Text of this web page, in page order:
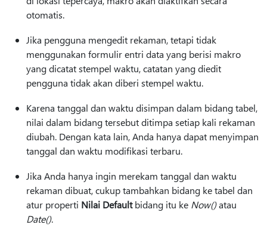
otomatis.
Jika pengguna mengedit rekaman, tetapi tidak
menggunakan formulir entri data yang berisi makro
yang dicatat stempel waktu, catatan yang diedit
pengguna tidak akan diberi stempel waktu.
Karena tanggal dan waktu disimpan dalam bidang tabel,
nilai dalam bidang tersebut ditimpa setiap kali rekaman
diubah. Dengan kata lain, Anda hanya dapat menyimpan
tanggal dan waktu modifikasi terbaru.
Jika Anda hanya ingin merekam tanggal dan waktu
rekaman dibuat, cukup tambahkan bidang ke tabel dan
atur properti Nilai Defaultbidang itu ke Now()atau
Date().